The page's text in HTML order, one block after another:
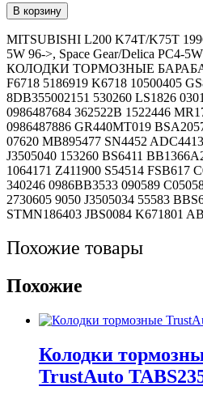
Количество
товара
Колодки
тормозные
AKYOTO
AKS-
6718
(SN4452)
В корзину
MITSUBISHI L200 K74T/K75T
5W 96->, Space Gear/Delica PC4-
КОЛОДКИ ТОРМОЗНЫЕ
F6718 5186919 K6718 10500405
8DB355002151 530260 LS1826
0986487684 362522B 1522446
0986487886 GR440MT019
07620 MB895477 SN4452
J3505040 153260 BS6411
1064171 Z411900 S54514 FSB617
340246 0986BB3533 090589
2730605 9050 J3505034 55583
STMN186403 JBS0084 K671801
Похожие товары
Похожие
Колодки
TrustAuto